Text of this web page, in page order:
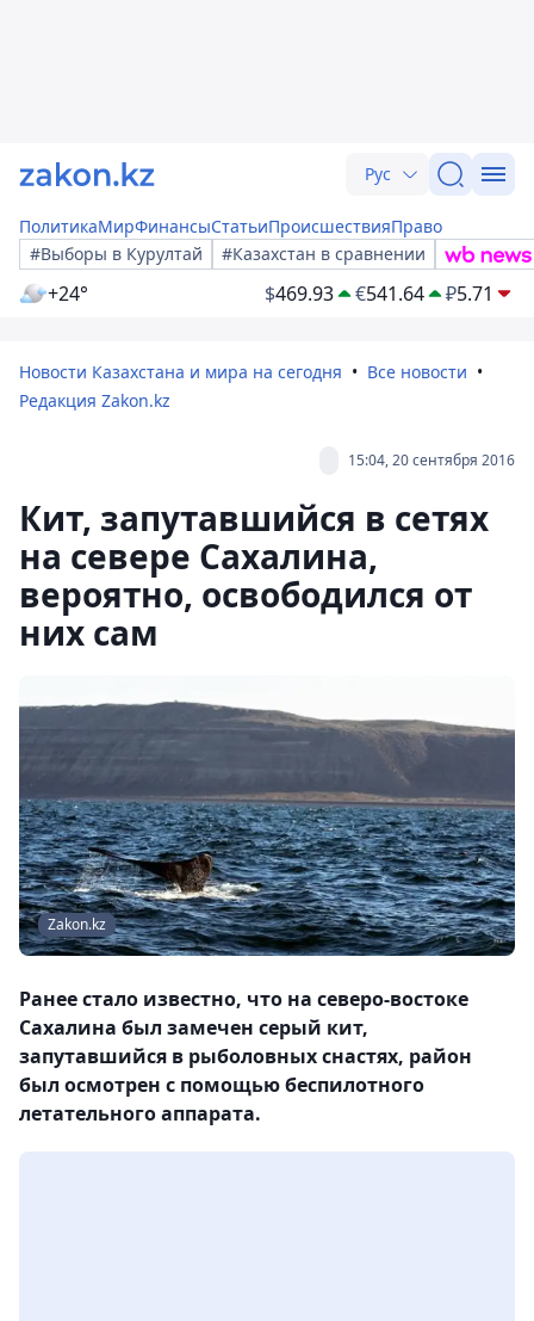
Рус
ПолитикаМирФинансыСтатьиПроисшествияПраво
#Выборы в Курултай
#Казахстан в сравнении
+24° $469.93 €541.64 ₽5.71
Новости Казахстана и мира на сегодня
Все новости
Редакция Zakon.kz
15:04, 20 сентября 2016
Кит, запутавшийся в сетях
на севере Сахалина,
вероятно, освободился от
них сам
Zakon.kz
Ранее стало известно, что на северо-востоке
Сахалина был замечен серый кит,
запутавшийся в рыболовных снастях, район
был осмотрен с помощью беспилотного
летательного аппарата.